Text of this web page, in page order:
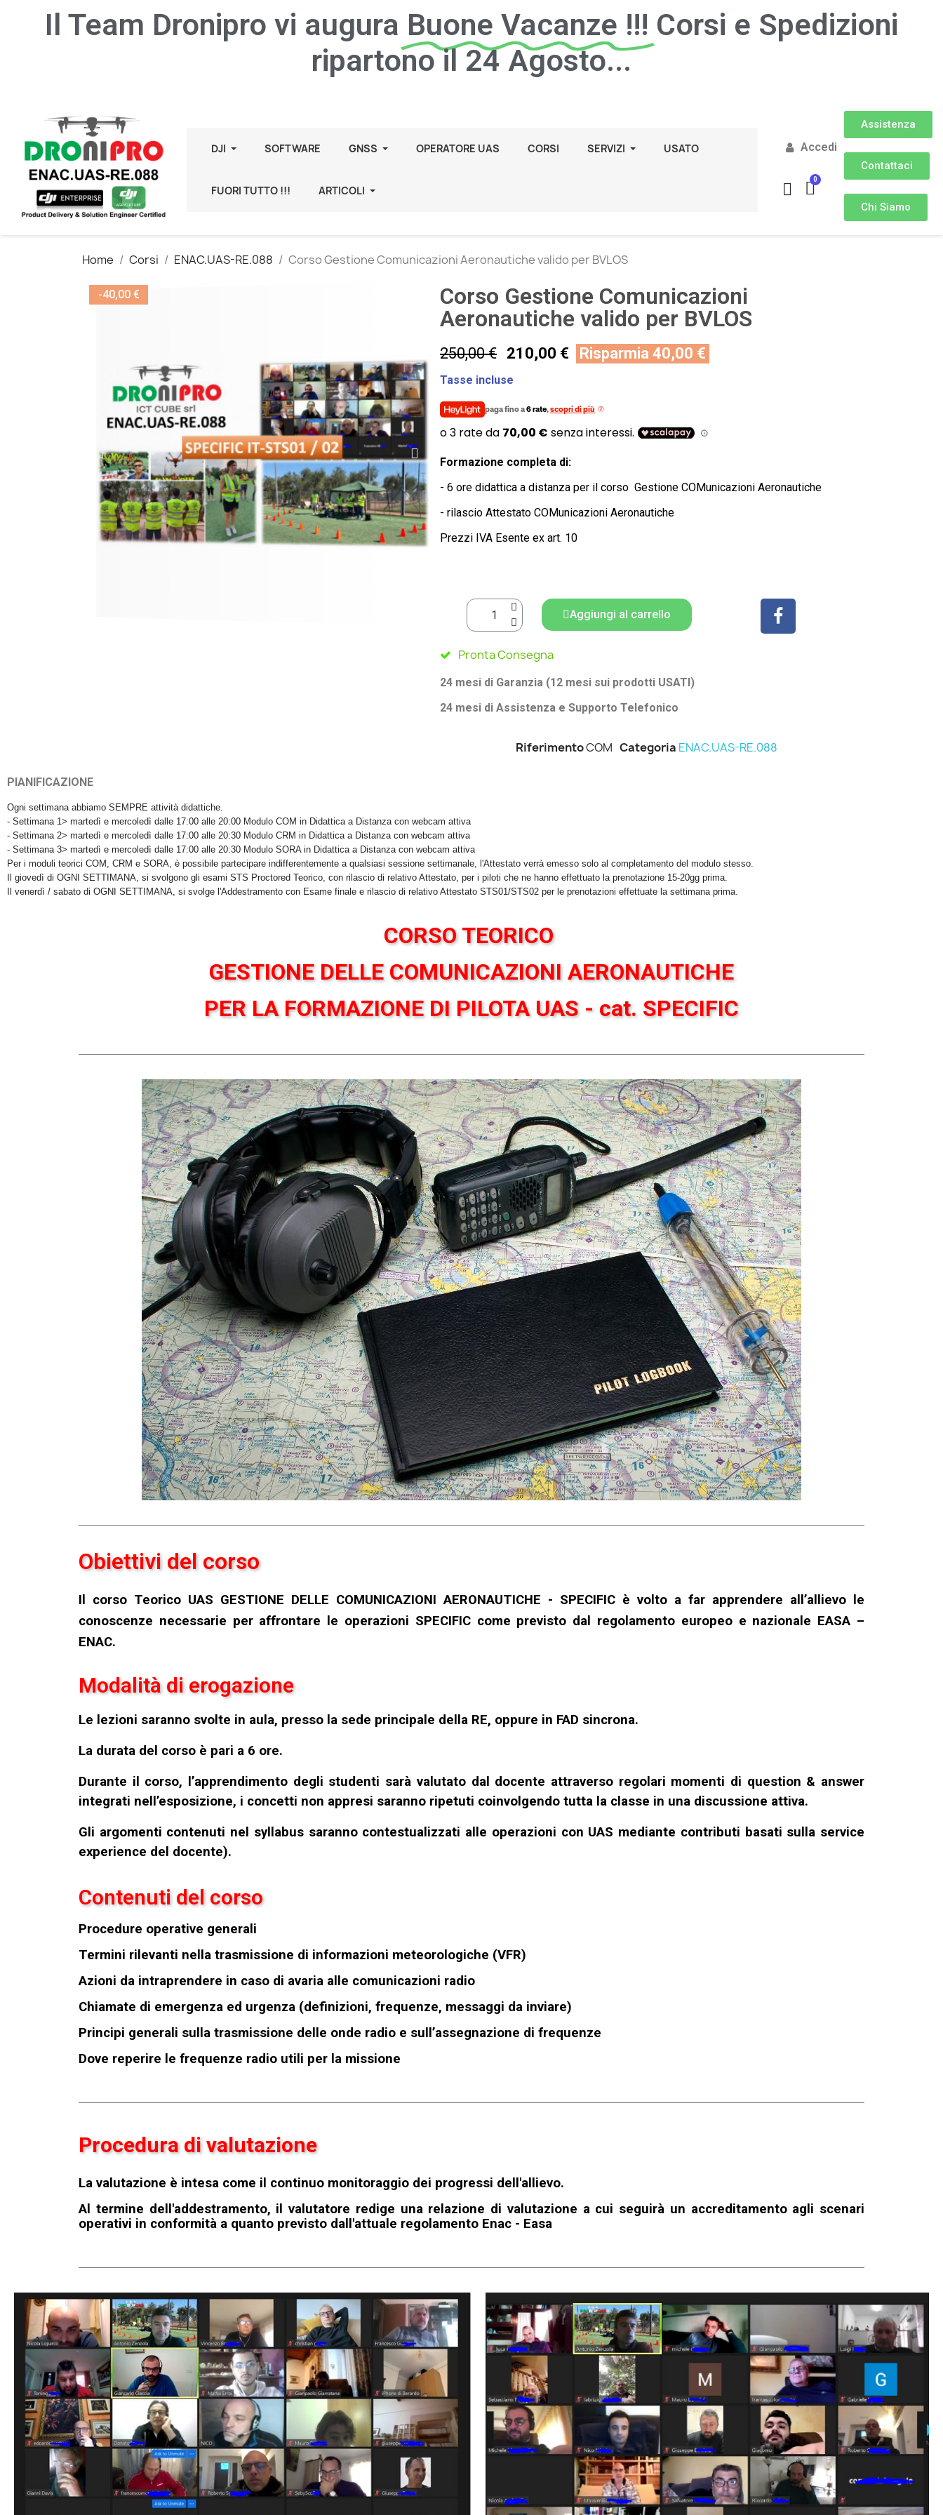
Il Team Dronipro vi augura Buone Vacanze !!! Corsi e Spedizioni
ripartono il 24 Agosto...
DJI SOFTWARE GNSS OPERATORE UAS CORSI SERVIZI USATO
FUORI TUTTO !!! ARTICOLI
Accedi
Assistenza
Contattaci
Chi Siamo
Home Corsi ENAC.UAS-RE.088 Corso Gestione Comunicazioni Aeronautiche valido per BVLOS
-40,00 €
Corso Gestione Comunicazioni
Aeronautiche valido per BVLOS
250,00 € 210,00 € Risparmia 40,00 €
Tasse incluse
paga fino a6 rate,scopri di più
Formazione completa di:
- 6 ore didattica a distanza per il corso Gestione COMunicazioni Aeronautiche
- rilascio Attestato COMunicazioni Aeronautiche
Prezzi IVA Esente ex art. 10
Aggiungi al carrello
Pronta Consegna
24 mesi di Garanzia (12 mesi sui prodotti USATI)
24 mesi di Assistenza e Supporto Telefonico
RiferimentoCOM Categoria ENAC.UAS-RE.088
PIANIFICAZIONE
Ogni settimana abbiamo SEMPRE attività didattiche.
- Settimana 1> martedì e mercoledì dalle 17:00 alle 20:00 Modulo COM in Didattica a Distanza con webcam attiva
- Settimana 2> martedì e mercoledì dalle 17:00 alle 20:30 Modulo CRM in Didattica a Distanza con webcam attiva
- Settimana 3> martedì e mercoledì dalle 17:00 alle 20:30 Modulo SORA in Didattica a Distanza con webcam attiva
Per i moduli teorici COM, CRM e SORA, è possibile partecipare indifferentemente a qualsiasi sessione settimanale, l'Attestato verrà emesso solo al completamento del modulo stesso.
Il giovedì di OGNI SETTIMANA, si svolgono gli esami STS Proctored Teorico, con rilascio di relativo Attestato, per i piloti che ne hanno effettuato la prenotazione 15-20gg prima.
Il venerdì / sabato di OGNI SETTIMANA, si svolge l'Addestramento con Esame finale e rilascio di relativo Attestato STS01/STS02 per le prenotazioni effettuate la settimana prima.
CORSO TEORICO
GESTIONE DELLE COMUNICAZIONI AERONAUTICHE
PER LA FORMAZIONE DI PILOTA UAS - cat. SPECIFIC
Obiettivi del corso
Il corso Teorico UAS GESTIONE DELLE COMUNICAZIONI AERONAUTICHE - SPECIFIC è volto a far apprendere all’allievo le
conoscenze necessarie per affrontare le operazioni SPECIFIC come previsto dal regolamento europeo e nazionale EASA –
ENAC.
Modalità di erogazione
Le lezioni saranno svolte in aula, presso la sede principale della RE, oppure in FAD sincrona.
La durata del corso è pari a 6 ore.
Durante il corso, l’apprendimento degli studenti sarà valutato dal docente attraverso regolari momenti di question & answer
integrati nell’esposizione, i concetti non appresi saranno ripetuti coinvolgendo tutta la classe in una discussione attiva.
Gli argomenti contenuti nel syllabus saranno contestualizzati alle operazioni con UAS mediante contributi basati sulla service
experience del docente).
Contenuti del corso
Procedure operative generali
Termini rilevanti nella trasmissione di informazioni meteorologiche (VFR)
Azioni da intraprendere in caso di avaria alle comunicazioni radio
Chiamate di emergenza ed urgenza (definizioni, frequenze, messaggi da inviare)
Principi generali sulla trasmissione delle onde radio e sull’assegnazione di frequenze
Dove reperire le frequenze radio utili per la missione
Procedura di valutazione
La valutazione è intesa come il continuo monitoraggio dei progressi dell'allievo.
Al termine dell'addestramento, il valutatore redige una relazione di valutazione a cui seguirà un accreditamento agli scenari
operativi in conformità a quanto previsto dall'attuale regolamento Enac - Easa